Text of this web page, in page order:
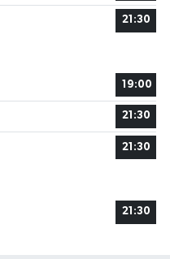
21:30
19:00
21:30
21:30
21:30